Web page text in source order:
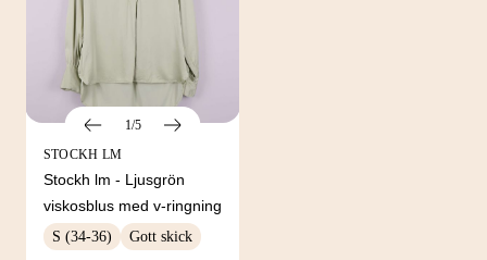
1/5
STOCKH LM
Stockh lm - Ljusgrön
viskosblus med v-ringning
S (34-36) Gott skick